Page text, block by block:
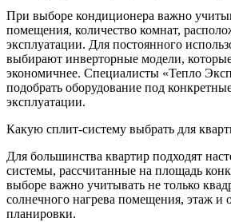
При выборе кондиционера важно
помещения, количество комнат,
эксплуатации. Для постоянного
выбирают инверторные модели,
экономичнее. Специалисты «Тепло
подобрать оборудование под
эксплуатации.
Какую сплит-систему выбрать для
Для большинства квартир подходят
системы, рассчитанные на площадь
выборе важно учитывать не только
солнечного нагрева помещения, этаж и
планировки.